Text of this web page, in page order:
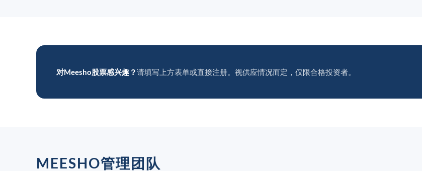
对Meesho股票感兴趣？请填写上方表单或直接注册。视供应情况而定，仅限合格投资者。
MEESHO管理团队